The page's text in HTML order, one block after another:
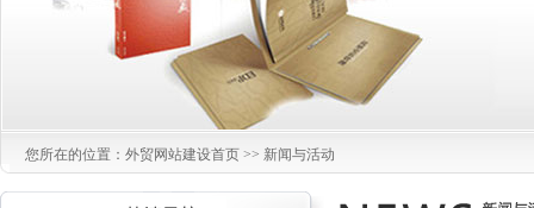
您所在的位置： 外贸网站建设首页 >> 新闻与活动